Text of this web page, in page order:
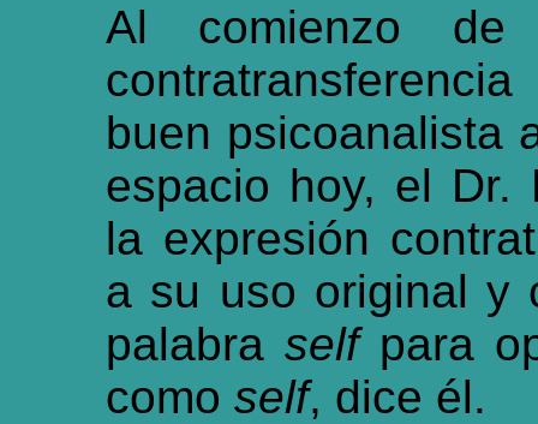
Al comienzo
buen psicoanalista
espacio hoy, el Dr.
la expresión
a su uso original y
palabra selfpara
como self, dice él.